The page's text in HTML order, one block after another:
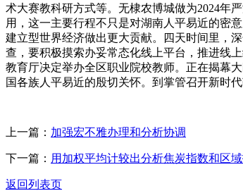
术大赛教科研方式等。无棣农博城做为2024年
用，这一主要行程不只是对湖南人平易近的密
建立型世界经济做出更大贡献。四天时间里，
查，要积极摸索办妥常态化线上平台，推进线
教育厅决定举办全区职业院校教师。正在揭幕
国各族人平易近的殷切关怀。到掌管召开新时
上一篇： 加强宏不雅办理和分析协调
下一篇： 用加权平均计较出分析焦炭指数和区
返回列表页